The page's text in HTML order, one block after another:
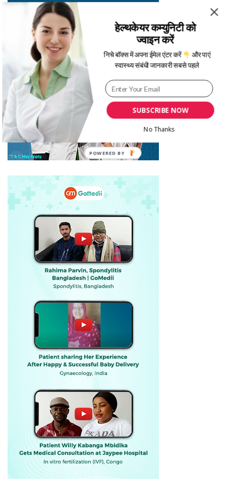
SUBSCRIBE NOW
हेल्थकेयर कम्युनिटी को
ज्वाइन करें
निचे बॉक्स में अपना ईमेल एंटर करें
और पाएं
स्वास्थ्य संबंधी जानकारी सबसे पहले
No Thanks
POWERED BY